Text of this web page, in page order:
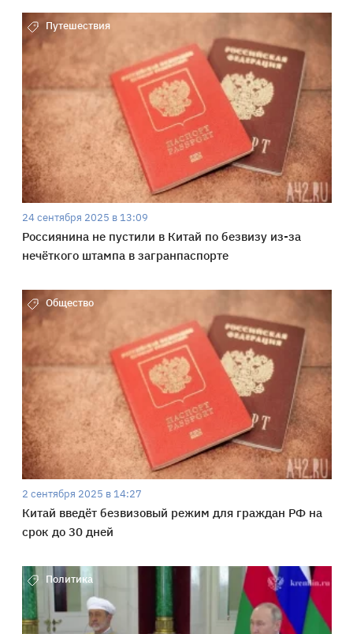
Путешествия
24 сентября 2025 в 13:09
Россиянина не пустили в Китай по безвизу из-за
нечёткого штампа в загранпаспорте
Общество
2 сентября 2025 в 14:27
Китай введёт безвизовый режим для граждан РФ на
срок до 30 дней
Политика